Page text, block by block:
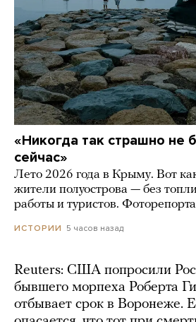
«Никогда так страшно не
сейчас»
Лето 2026 года в Крыму. Вот
жители полуострова — без
работы и туристов.
ИСТОРИИ 5 часов назад
Reuters: США попросили
бывшего морпеха Роберта
отбывает срок в Воронеже.